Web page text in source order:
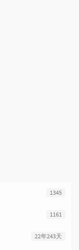
1345
1161
22年243天